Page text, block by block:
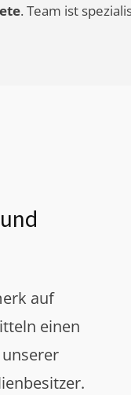
. Team ist
auf
einen